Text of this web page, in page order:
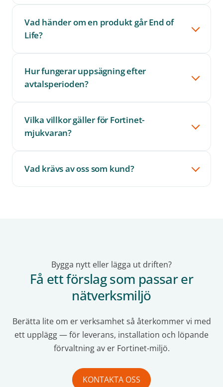
Vad händer om en produkt går End of
Life?
Hur fungerar uppsägning efter
avtalsperioden?
Vilka villkor gäller för Fortinet-
mjukvaran?
Vad krävs av oss som kund?
Bygga nytt eller lägga ut driften?
Få ett förslag som passar er
nätverksmiljö
Berätta lite om er verksamhet så återkommer vi med
ett upplägg — för leverans, installation och löpande
förvaltning av er Fortinet-miljö.
KONTAKTA OSS